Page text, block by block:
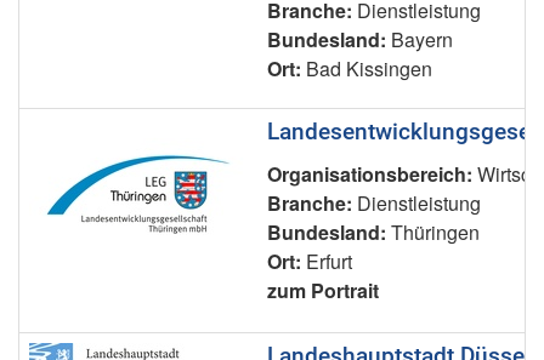
Branche: Dienstleistung
Bundesland: Bayern
Ort: Bad Kissingen
Organisationsbereich:
Branche: Dienstleistung
Bundesland: Thüringen
Ort: Erfurt
zum Portrait